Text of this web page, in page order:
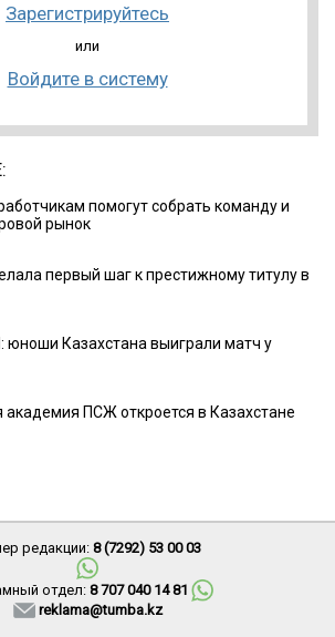
Зарегистрируйтесь
или
Войдите в систему
помогут собрать команду и
рынок
первый шаг к престижному титулу в
юноши Казахстана выиграли матч у
академия ПСЖ откроется в Казахстане
редакции: 8 (7292) 53 00 03
отдел: 8 707 040 14 81
reklama@tumba.kz